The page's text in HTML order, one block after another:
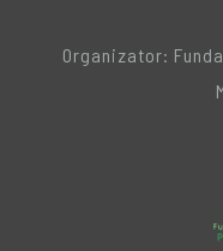
Organizator: